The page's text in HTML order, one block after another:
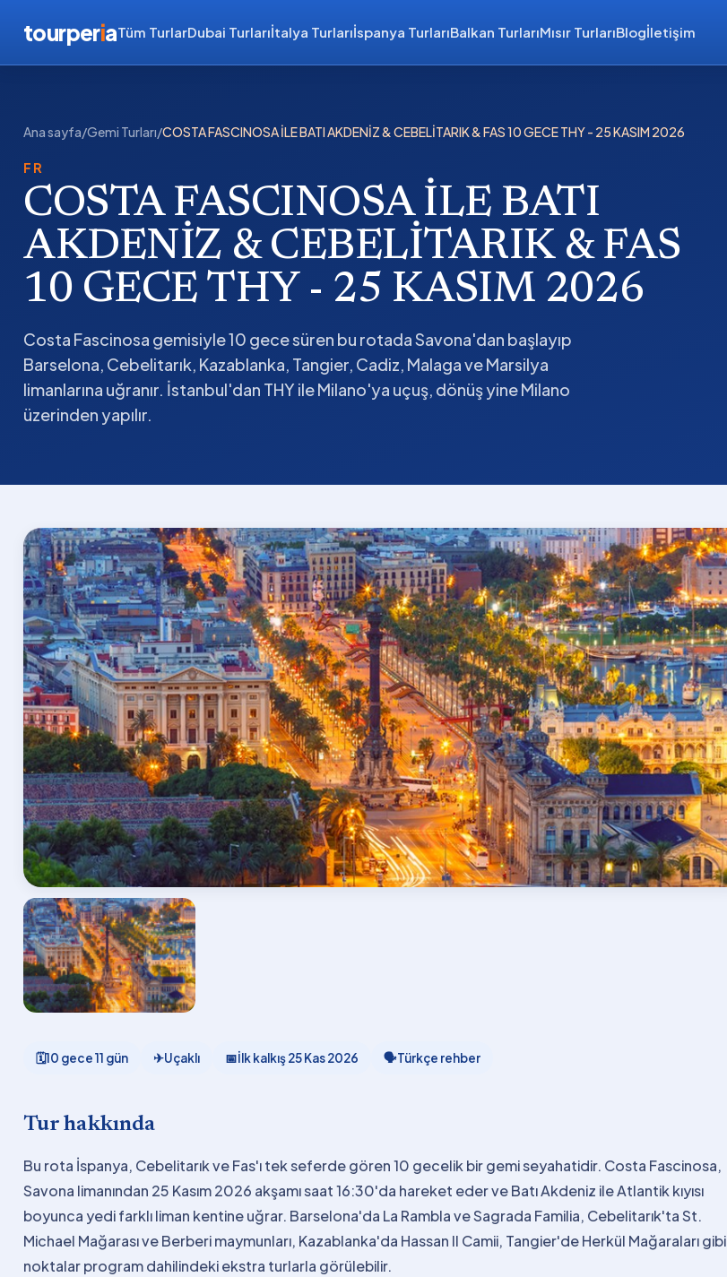
tourperiaTüm TurlarDubai Turlarıİtalya Turlarıİspanya TurlarıBalkan TurlarıMısır TurlarıBlogİletişim
Ana sayfa/Gemi Turları/COSTA FASCINOSA İLE BATI AKDENİZ & CEBELİTARIK & FAS 10 GECE THY - 25 KASIM 2026
FR
COSTA FASCINOSA İLE BATI
AKDENİZ & CEBELİTARIK & FAS
10 GECE THY - 25 KASIM 2026
Costa Fascinosa gemisiyle 10 gece süren bu rotada Savona'dan başlayıp
Barselona, Cebelitarık, Kazablanka, Tangier, Cadiz, Malaga ve Marsilya
limanlarına uğranır. İstanbul'dan THY ile Milano'ya uçuş, dönüş yine Milano
üzerinden yapılır.
🗓10 gece 11 gün ✈Uçaklı 📅İlk kalkış25 Kas 2026 🗣Türkçe rehber
Tur hakkında
Bu rota İspanya, Cebelitarık ve Fas'ı tek seferde gören 10 gecelik bir gemi seyahatidir. Costa Fascinosa,
Savona limanından 25 Kasım 2026 akşamı saat 16:30'da hareket eder ve Batı Akdeniz ile Atlantik kıyısı
boyunca yedi farklı liman kentine uğrar. Barselona'da La Rambla ve Sagrada Familia, Cebelitarık'ta St.
Michael Mağarası ve Berberi maymunları, Kazablanka'da Hassan II Camii, Tangier'de Herkül Mağaraları gibi
noktalar program dahilindeki ekstra turlarla görülebilir.